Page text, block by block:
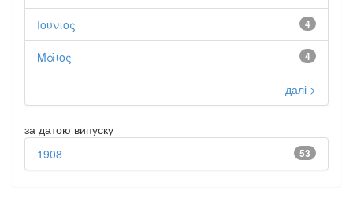
4
Ιούνιος
4
Μάιος
далі >
за датою випуску
53
1908